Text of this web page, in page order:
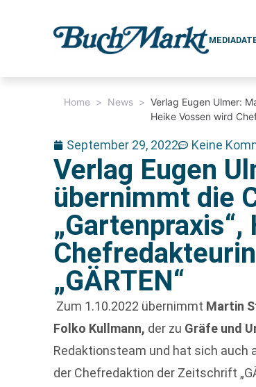
Home > News > Verlag Eugen Ulmer:
Heike Vossen wird
September 29, 2022 Keine
Verlag Eugen
übernimmt die
„GÄRTEN“
Zum 1.10.2022 übernimmt Martin
Folko Kullmann, der zu Gräfe und
Redaktionsteam und hat sich auch
der Chefredaktion der Zeitschrift